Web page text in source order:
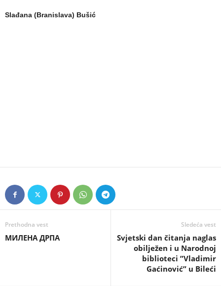
Slađana (Branislava) Bušić
Prethodna vest
МИЛЕНА ДРПА
Sledeća vest
Svjetski dan čitanja naglas
obilježen i u Narodnoj
biblioteci ”Vladimir
Gaćinović” u Bileći